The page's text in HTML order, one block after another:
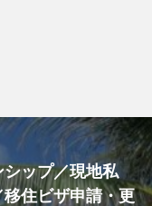
シップ／現地私
住ビザ申請・更